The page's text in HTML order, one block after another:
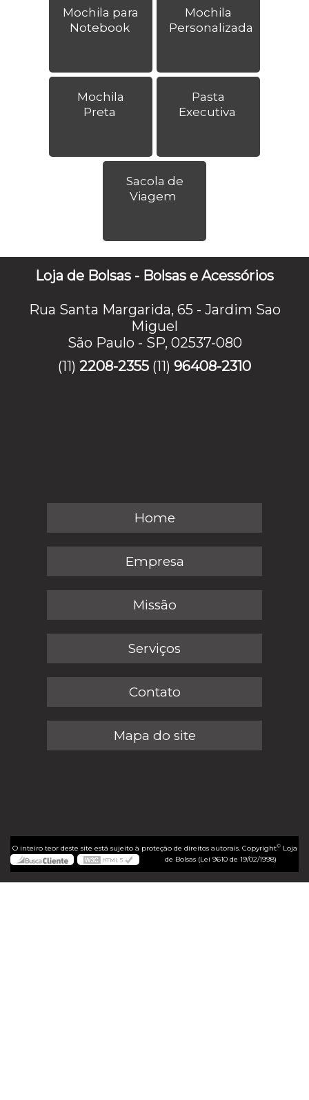
Mochila para
Notebook
Mochila
Personalizada
Mochila
Preta
Pasta
Executiva
Sacola de
Viagem
Loja de Bolsas - Bolsas e Acessórios
Rua Santa Margarida, 65 - Jardim Sao
Miguel
São Paulo - SP, 02537-080
(11) 2208-2355 (11) 96408-2310
Home
Empresa
Missão
Serviços
Contato
Mapa do site
O inteiro teor deste site está sujeito à proteção de direitos autorais. Copyright©Loja
de Bolsas (Lei 9610 de 19/02/1998)